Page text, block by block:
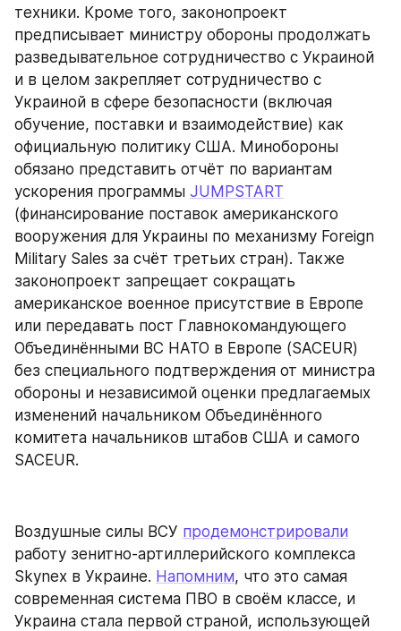
техники. Кроме того, законопроект
предписывает министру обороны продолжать
разведывательное сотрудничество с Украиной
и в целом закрепляет сотрудничество с
Украиной в сфере безопасности (включая
обучение, поставки и взаимодействие) как
официальную политику США. Минобороны
обязано представить отчёт по вариантам
ускорения программы JUMPSTART
(финансирование поставок американского
вооружения для Украины по механизму Foreign
Military Sales за счёт третьих стран). Также
законопроект запрещает сокращать
американское военное присутствие в Европе
или передавать пост Главнокомандующего
Объединёнными ВС НАТО в Европе (SACEUR)
без специального подтверждения от министра
обороны и независимой оценки предлагаемых
изменений начальником Объединённого
комитета начальников штабов США и самого
SACEUR.
Воздушные силы ВСУ продемонстрировали
работу зенитно-артиллерийского комплекса
Skynex в Украине. Напомним, что это самая
современная система ПВО в своём классе, и
Украина стала первой страной, использующей